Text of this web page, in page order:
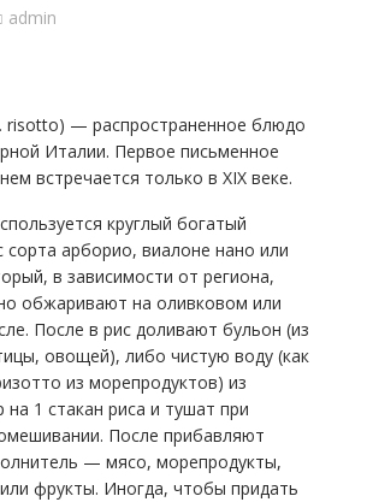
admin
risotto) — распространенное блюдо
Италии. Первое письменное
встречается только в XIX веке.
круглый богатый
сорта арборио, виалоне нано или
в зависимости от региона,
обжаривают на оливковом или
После в рис доливают бульон (из
овощей), либо чистую воду (как
из морепродуктов) из
на 1 стакан риса и тушат при
После прибавляют
— мясо, морепродукты,
фрукты. Иногда, чтобы придать